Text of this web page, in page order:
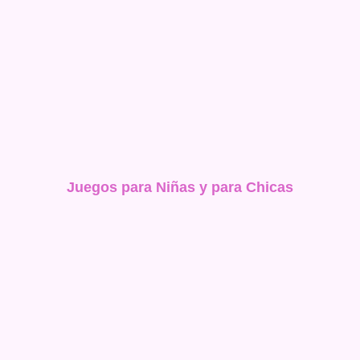
Juegos para Niñas y para Chicas